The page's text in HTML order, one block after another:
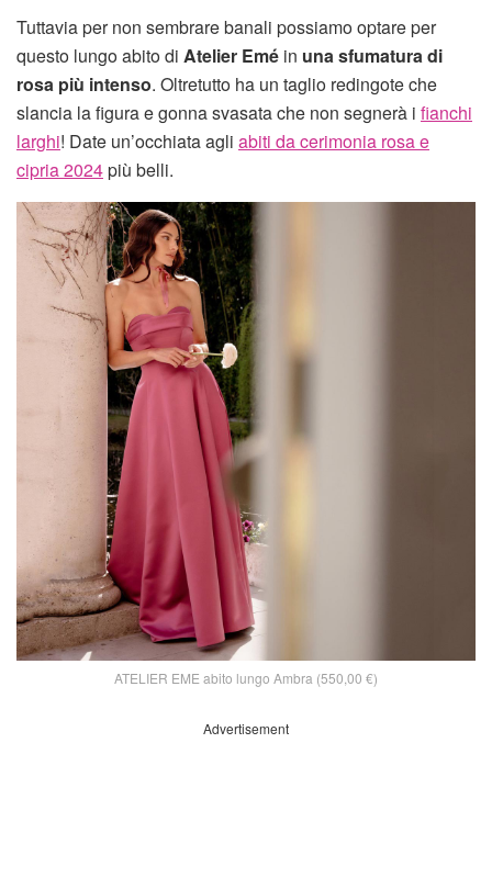
Tuttavia per non sembrare banali possiamo optare per
questo lungo abito di Atelier Emé in una sfumatura di
rosa più intenso. Oltretutto ha un taglio redingote che
slancia la figura e gonna svasata che non segnerà i fianchi
larghi! Date un’occhiata agli abiti da cerimonia rosa e
cipria 2024più belli.
ATELIER EME abito lungo Ambra (550,00 €)
Advertisement